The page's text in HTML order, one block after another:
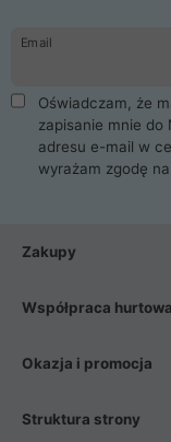
Email
Oświadczam, że
zapisanie mnie do
adresu e-mail w
wyrażam zgodę
Zakupy
Współpraca
Okazja i promocja
Struktura strony